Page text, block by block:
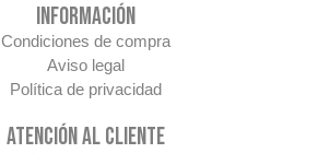
INFORMACIÓN
Condiciones de compra
Aviso legal
Política de privacidad
ATENCIÓN AL CLIENTE